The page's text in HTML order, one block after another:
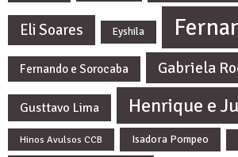
Eli Soares Eyshila
Fernando e Sorocaba Gabriela
Gusttavo Lima Henrique e
Hinos Avulsos CCB Isadora Pompeo